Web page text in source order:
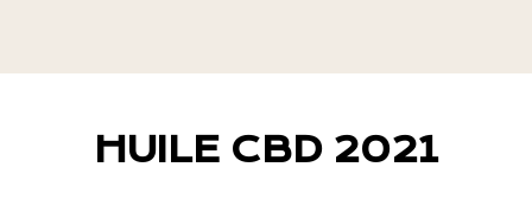
HUILE CBD 2021